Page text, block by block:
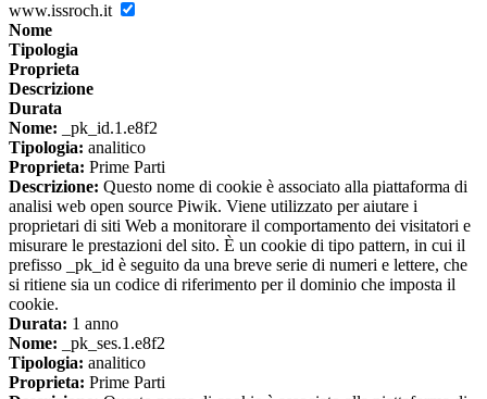
www.issroch.it
Nome
Tipologia
Proprieta
Descrizione
Durata
Nome: _pk_id.1.e8f2
Tipologia: analitico
Proprieta: Prime Parti
Descrizione: Questo nome di cookie è associato alla piattaforma di
analisi web open source Piwik. Viene utilizzato per aiutare i
proprietari di siti Web a monitorare il comportamento dei visitatori e
misurare le prestazioni del sito. È un cookie di tipo pattern, in cui il
prefisso _pk_id è seguito da una breve serie di numeri e lettere, che
si ritiene sia un codice di riferimento per il dominio che imposta il
cookie.
Durata: 1 anno
Nome: _pk_ses.1.e8f2
Tipologia: analitico
Proprieta: Prime Parti